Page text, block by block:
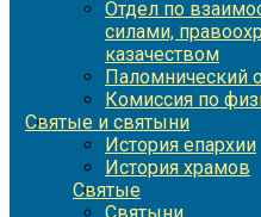
Отдел по
силами,
казачеством
Паломнический
Комиссия по
Святые и святыни
История епархии
История храмов
Святые